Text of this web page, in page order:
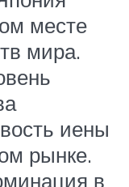
месте
мира.
иены
рынке.
в